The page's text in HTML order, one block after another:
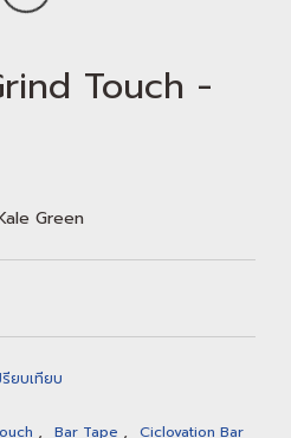
Touch -
Green
รียบเทียบ
, Bar Tape ,
Ciclovation Bar